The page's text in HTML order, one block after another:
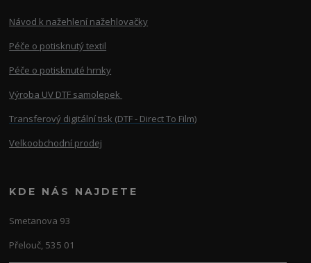
Návod k nažehlení nažehlovačky
Péče o potisknutý textil
Péče o potisknuté hrnky
Výroba UV DTF samolepek
Transferový digitální tisk (DTF - Direct To Film)
Velkoobchodní prodej
KDE NÁS NAJDETE
Smetanova 93
Přelouč, 535 01